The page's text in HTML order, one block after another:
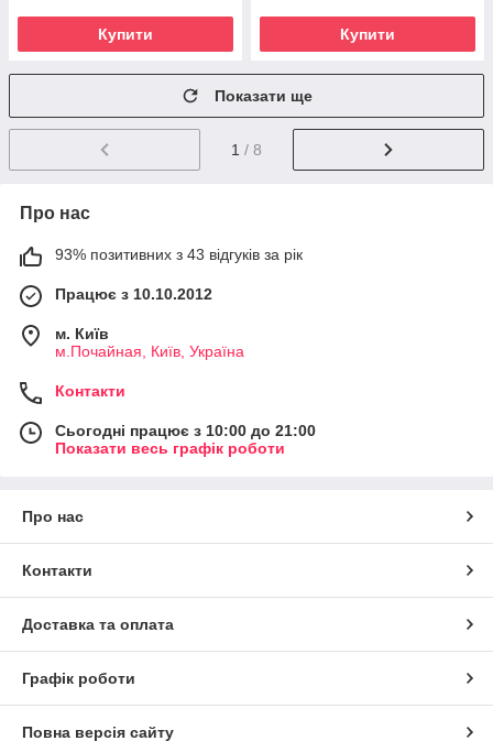
Купити Купити
Показати ще
1 / 8
Про нас
93% позитивних з 43 відгуків за рік
Працює з 10.10.2012
м. Київ
м.Почайная, Київ, Україна
Контакти
Сьогодні працює з 10:00 до 21:00
Показати весь графік роботи
Про нас
Контакти
Доставка та оплата
Графік роботи
Повна версія сайту